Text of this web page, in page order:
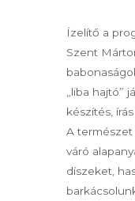
Ízelítő a
Szent
„liba hajtó”
készítés,
A természet
váró
díszeket,